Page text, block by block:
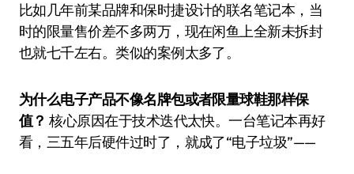
比如几年前某品牌和保时捷设计的联名笔记本，当
时的限量售价差不多两万，现在闲鱼上全新未拆封
也就七千左右。类似的案例太多了。
为什么电子产品不像名牌包或者限量球鞋那样保
值？ 核心原因在于技术迭代太快。一台笔记本再好
看，三五年后硬件过时了，就成了“电子垃圾”——